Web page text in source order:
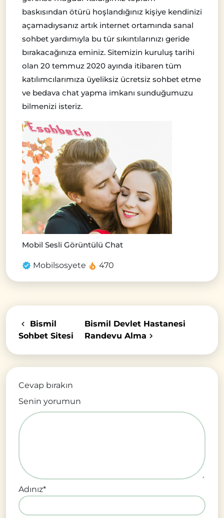
baskısından ötürü hoşlandığınız kişiye kendinizi
açamadıysanız artık internet ortamında sanal
sohbet yardımıyla bu tür sıkıntılarınızı geride
bırakacağınıza eminiz. Sitemizin kuruluş tarihi
olan 20 temmuz 2020 ayında itibaren tüm
katılımcılarımıza üyeliksiz ücretsiz sohbet etme
ve bedava chat yapma imkanı sunduğumuzu
bilmenizi isteriz.
Mobil Sesli Görüntülü Chat
Mobilsosyete 470
Bismil
Sohbet Sitesi
Bismil Devlet Hastanesi
Randevu Alma
Cevap bırakın
Senin yorumun
Adınız*